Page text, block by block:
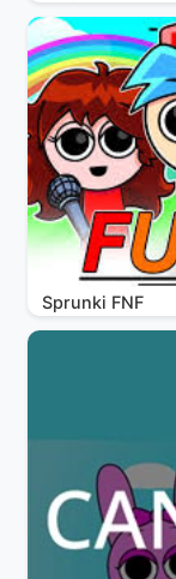
Sprunki FNF